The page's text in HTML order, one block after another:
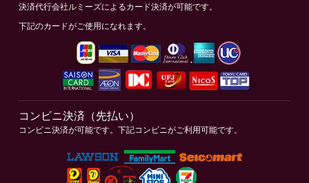
決済代行会社ルミーズによるカード決済が可能です。
下記のカードがご使用になれます。
コンビニ決済（先払い）
コンビニ決済が可能です。下記コンビニがご利用可能です。